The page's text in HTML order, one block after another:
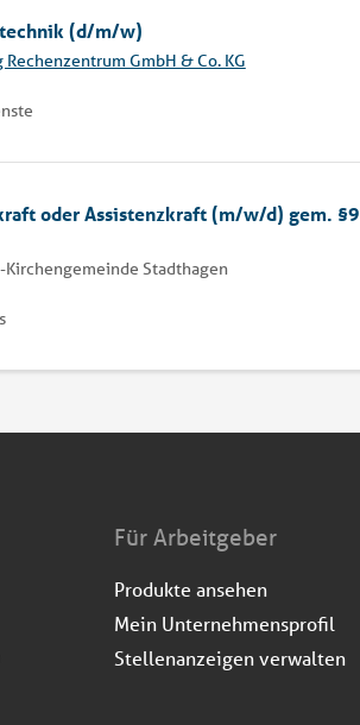
(d/m/w)
GmbH & Co. KG
oder Assistenzkraft (m/w/d) gem. §9
Kirchengemeinde Stadthagen
Für Arbeitgeber
Produkte ansehen
Mein Unternehmensprofil
Stellenanzeigen verwalten